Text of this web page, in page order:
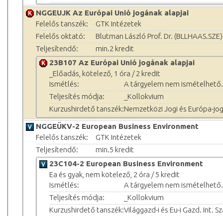
NGGEUJK Az Európai Unió jogának alapjai
Felelős tanszék:
GTK Intézetek
Felelős oktató:
Blutman László Prof. Dr. (BLLHAAS.SZE)
Teljesítendő:
min.2 kredit
23B107 Az Európai Unió jogának alapjai
_Előadás, kötelező, 1 óra / 2 kredit
Ismétlés:
A tárgyelem nem ismételhető.
Teljesítés módja:
_Kollokvium
Kurzushirdető tanszék:Nemzetközi Jogi és Európa-
NGGEÜKV-2 European Business Environment
Felelős tanszék:
GTK Intézetek
Teljesítendő:
min.5 kredit
23C104-2 European Business Environment
Ea és gyak, nem kötelező, 2 óra / 5 kredit
Ismétlés:
A tárgyelem nem ismételhető.
Teljesítés módja:
_Kollokvium
Kurzushirdető tanszék:Világgazd-i és Eu-i Gazd. Int.